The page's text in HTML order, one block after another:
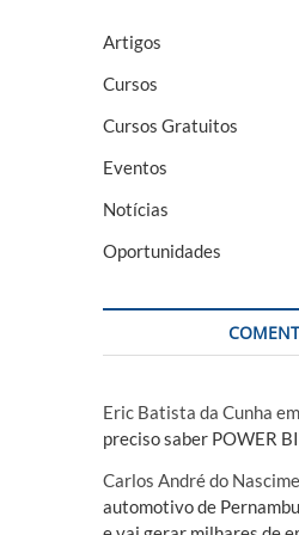
Artigos
Cursos
Cursos Gratuitos
Eventos
Notícias
Oportunidades
Eric Batista da Cunha em
preciso saber POWER
Carlos André do
automotivo de